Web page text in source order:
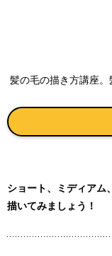
髪の毛の描き方講座
ショート、ミディアム
描いてみましょう！